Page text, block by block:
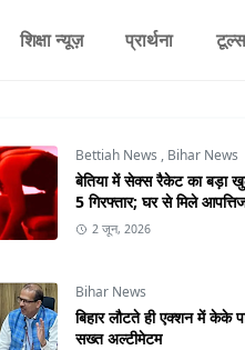
शिक्षा न्यूज़ प्रार्थना टूल्स
Bettiah News , Bihar News
बेतिया में सेक्स रैकेट का बड़ा
5 गिरफ्तार; घर से मिले
2 जून, 2026
Bihar News
बिहार लौटते ही एक्शन में केके
सख्त अल्टीमेटम